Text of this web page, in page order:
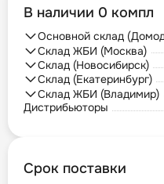
В наличии 0 компл
Основной склад
Склад ЖБИ (Москва)
Склад (Новосибирск)
Склад (Екатеринбург)
Склад ЖБИ (Владимир)
Дистрибьюторы
Срок поставки